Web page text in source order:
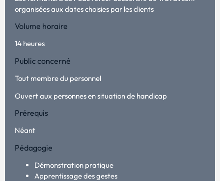
organisées aux dates choisies par les clients
Volume horaire
14 heures
Public concerné
Tout membre du personnel
Ouvert aux personnes en situation de handicap
Prérequis
Néant
Pédagogie
Démonstration pratique
Apprentissage des gestes